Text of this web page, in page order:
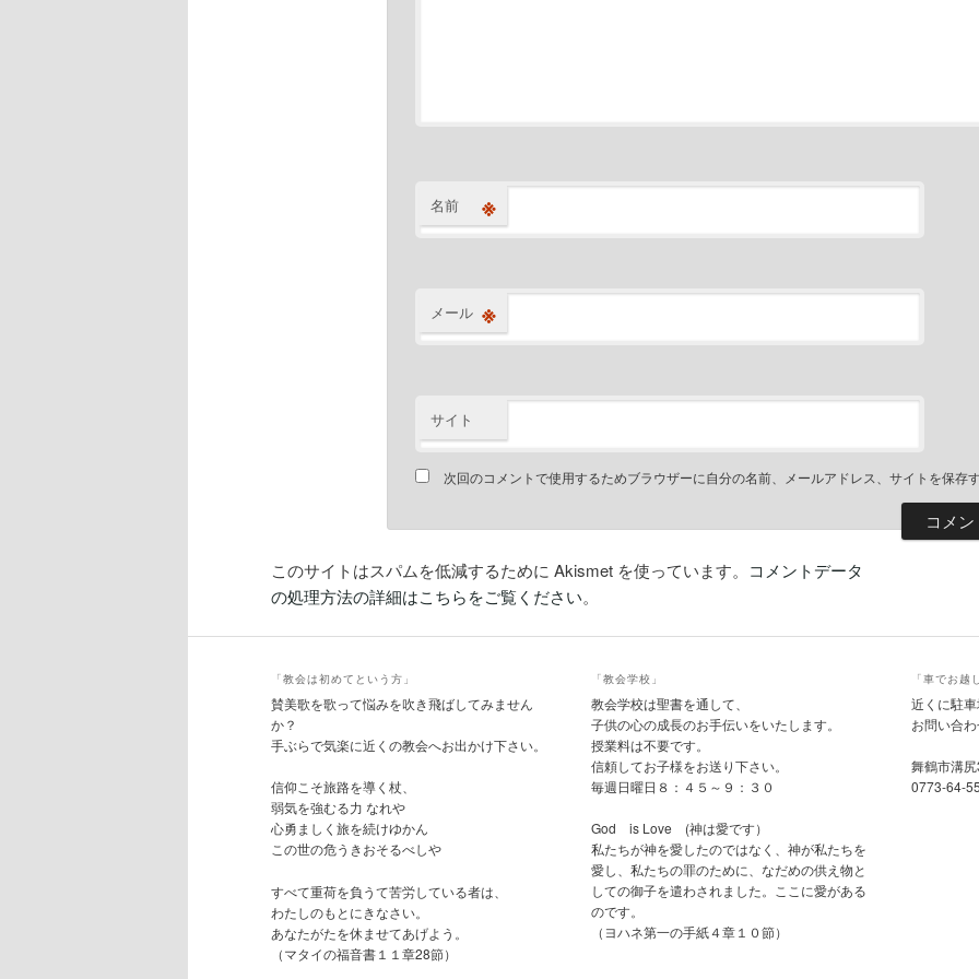
名前 ※
メール ※
サイト
次回のコメントで使用するためブラウザーに自分の名前、メールアドレス、サイトを保存
このサイトはスパムを低減するために Akismet を使っています。 コメントデータ
の処理方法の詳細はこちらをご覧ください。
「教会は初めてという方」
賛美歌を歌って悩みを吹き飛ばしてみません
か？
手ぶらで気楽に近くの教会へお出かけ下さい。
信仰こそ旅路を導く杖、
弱気を強むる力 なれや
心勇ましく旅を続けゆかん
この世の危うきおそるべしや
すべて重荷を負うて苦労している者は、
わたしのもとにきなさい。
あなたがたを休ませてあげよう。
（マタイの福音書１１章28節）
「教会学校」
教会学校は聖書を通して、
子供の心の成長のお手伝いをいたします。
授業料は不要です。
信頼してお子様をお送り下さい。
毎週日曜日８：４５～９：３０
God is Love (神は愛です）
私たちが神を愛したのではなく、神が私たちを
愛し、私たちの罪のために、なだめの供え物と
しての御子を遣わされました。ここに愛がある
のです。
（ヨハネ第一の手紙４章１０節）
「車でお越
近くに駐
お問い合
舞鶴市溝
0773-64-